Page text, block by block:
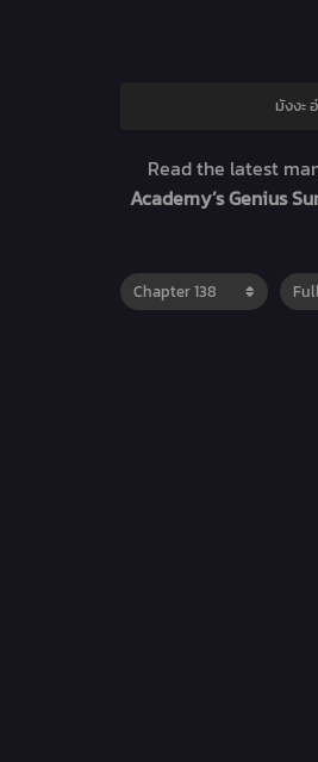
มังงะ
Read the latest
Academy’s Genius